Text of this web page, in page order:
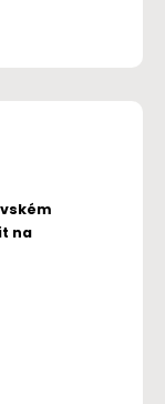
na